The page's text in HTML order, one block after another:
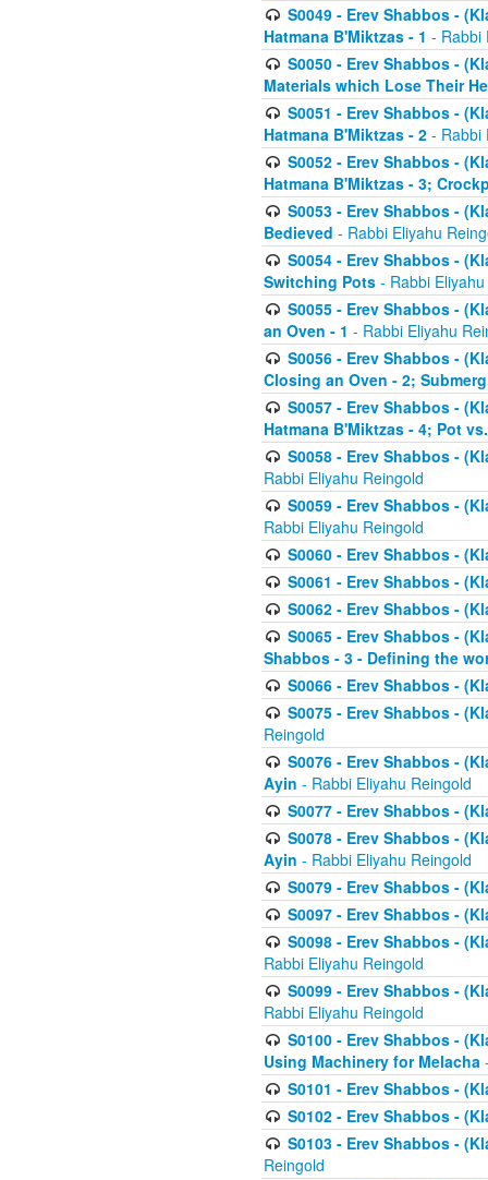
S0049 - Erev Shabbos -
Hatmana B'Miktzas - 1 - Rabbi
S0050 - Erev Shabbos -
Materials which Lose Their
S0051 - Erev Shabbos -
Hatmana B'Miktzas - 2 - Rabbi
S0052 - Erev Shabbos -
Hatmana B'Miktzas - 3;
S0053 - Erev Shabbos -
Bedieved - Rabbi Eliyahu
S0054 - Erev Shabbos -
Switching Pots - Rabbi
S0055 - Erev Shabbos -
an Oven - 1 - Rabbi Eliyahu
S0056 - Erev Shabbos -
Closing an Oven - 2;
S0057 - Erev Shabbos -
Hatmana B'Miktzas - 4; Pot
S0058 - Erev Shabbos -
Rabbi Eliyahu Reingold
S0059 - Erev Shabbos -
Rabbi Eliyahu Reingold
S0060 - Erev Shabbos -
S0061 - Erev Shabbos -
S0062 - Erev Shabbos -
S0065 - Erev Shabbos -
Shabbos - 3 - Defining the
S0066 - Erev Shabbos -
S0075 - Erev Shabbos -
Reingold
S0076 - Erev Shabbos -
Ayin - Rabbi Eliyahu Reingold
S0077 - Erev Shabbos -
S0078 - Erev Shabbos -
Ayin - Rabbi Eliyahu Reingold
S0079 - Erev Shabbos -
S0097 - Erev Shabbos -
S0098 - Erev Shabbos -
Rabbi Eliyahu Reingold
S0099 - Erev Shabbos -
Rabbi Eliyahu Reingold
S0100 - Erev Shabbos -
Using Machinery for Melacha
S0101 - Erev Shabbos -
S0102 - Erev Shabbos -
S0103 - Erev Shabbos -
Reingold